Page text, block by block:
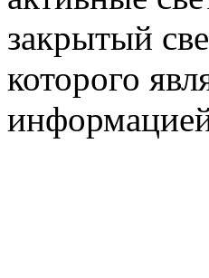
закрытый
которого